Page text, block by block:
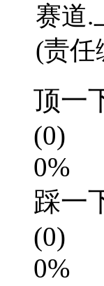
赛道.
(责任
顶一
(0)
0%
踩一
(0)
0%